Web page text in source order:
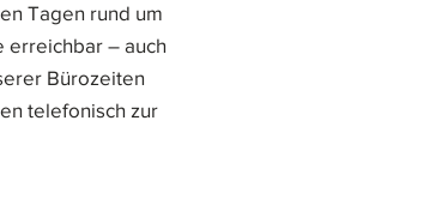
Tagen rund um
erreichbar – auch
Bürozeiten
telefonisch zur